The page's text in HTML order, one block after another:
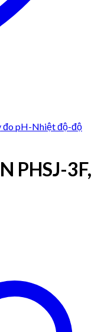
đo pH-Nhiệt độ-độ
PHSJ-3F,